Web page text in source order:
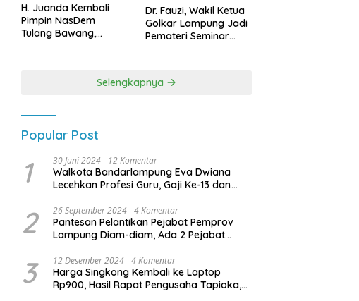
H. Juanda Kembali
Pimpin NasDem
Tulang Bawang,
Dr. Fauzi, Wakil Ketua
Golkar Lampung Jadi
Pemateri Seminar
Kebangsaan
Selengkapnya
Popular Post
1 30 Juni 2024 12 Komentar
Walkota Bandarlampung Eva Dwiana
Lecehkan Profesi Guru, Gaji Ke-13 dan
2 26 September 2024 4 Komentar
Pantesan Pelantikan Pejabat Pemprov
Lampung Diam-diam, Ada 2 Pejabat
3 12 Desember 2024 4 Komentar
Harga Singkong Kembali ke Laptop
Rp900, Hasil Rapat Pengusaha Tapioka,